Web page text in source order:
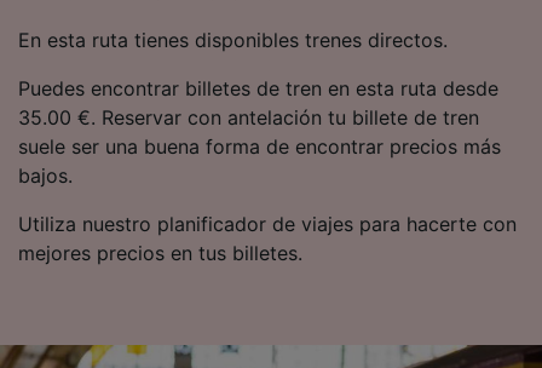
En esta ruta tienes disponibles trenes directos.
Puedes encontrar billetes de tren en esta ruta desde
35.00 €. Reservar con antelación tu billete de tren
suele ser una buena forma de encontrar precios más
bajos.
Utiliza nuestro planificador de viajes para hacerte con
mejores precios en tus billetes.
audiencia y desarrollo de servicios.
Lista de asociados (proveedores)